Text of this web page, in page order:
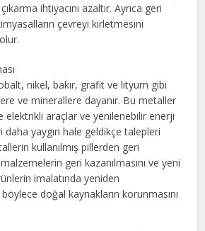
ihtiyacını azaltır. Ayrıca geri
çevreyi kirletmesini
nikel, bakır, grafit ve lityum gibi
ve minerallere dayanır. Bu metaller
elektrikli araçlar ve yenilenebilir enerji
yaygın hale geldikçe talepleri
kullanılmış pillerden geri
geri kazanılmasını ve yeni
imalatında yeniden
doğal kaynakların korunmasını